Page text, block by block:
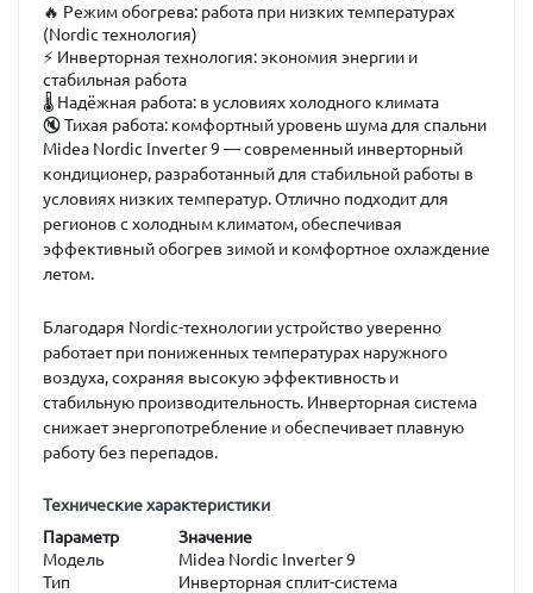
🔥 Режим обогрева: работа при низких температурах
(Nordic технология)
⚡ Инверторная технология:экономия энергии и
стабильная работа
🌡️ Надёжная работа: в условиях холодного климата
🔇Тихая работа: комфортный уровень шума для спальни
Midea Nordic Inverter 9 — современный инверторный
кондиционер, разработанный для стабильной работы в
условиях низких температур. Отлично подходит для
регионов с холодным климатом, обеспечивая
эффективный обогрев зимой и комфортное охлаждение
летом.
Благодаря Nordic-технологии устройство уверенно
работает при пониженных температурах наружного
воздуха, сохраняя высокую эффективность и
стабильную производительность. Инверторная система
снижает энергопотребление и обеспечивает плавную
работу без перепадов.
Технические характеристики
Параметр
Значение
Модель
Midea Nordic Inverter 9
Тип
Инверторная сплит-система